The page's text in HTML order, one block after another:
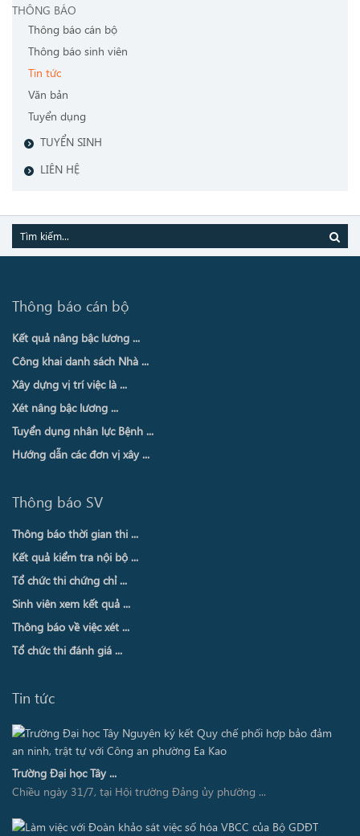
THÔNG BÁO
Thông báo cán bộ
Thông báo sinh viên
Tin tức
Văn bản
Tuyển dụng
TUYỂN SINH
LIÊN HỆ
Thông báo cán bộ
Kết quả nâng bậc lương ...
Công khai danh sách Nhà ...
Xây dựng vị trí việc là ...
Xét nâng bậc lương ...
Tuyển dụng nhân lực Bệnh ...
Hướng dẫn các đơn vị xây ...
Thông báo SV
Thông báo thời gian thi ...
Kết quả kiểm tra nội bộ ...
Tổ chức thi chứng chỉ ...
Sinh viên xem kết quả ...
Thông báo về việc xét ...
Tổ chức thi đánh giá ...
Tin tức
Trường Đại học Tây ...
Chiều ngày 31/7, tại Hội trường Đảng ủy phường ...